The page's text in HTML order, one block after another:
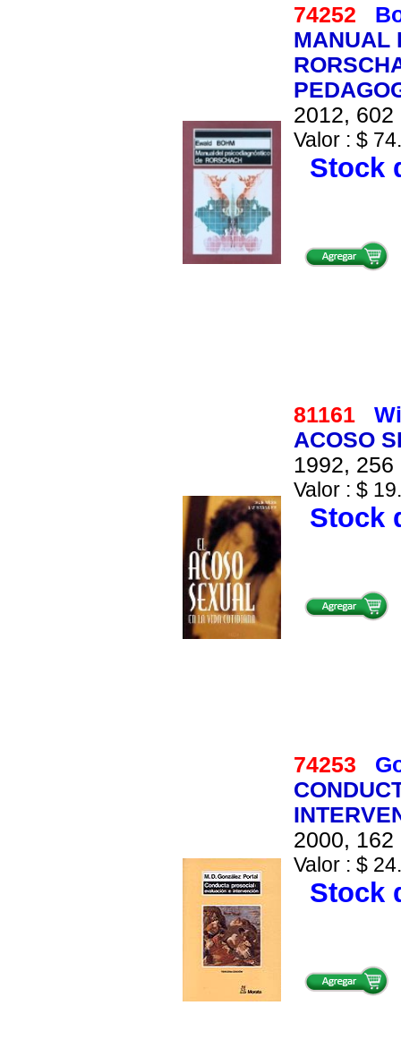
74252
MANUAL
2012, 602
Valor : $
Stock
81161
ACOSO
1992,
Valor : $
Stock
74253
2000, 162
Valor : $
Stock